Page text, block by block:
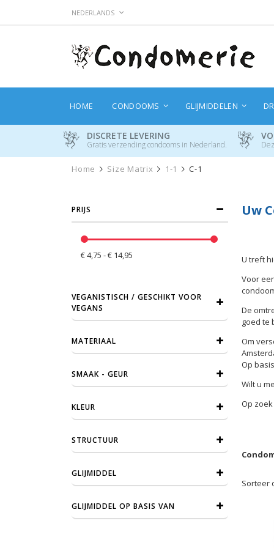
Ga
inhoud
TAAL
NEDERLANDS
HOME CONDOOMS GLIJMIDDELEN
DISCRETE LEVERING
Gratis verzending condooms in Nederland.
Home Size Matrix 1-1 C-1
Uw
U treft
Voor
De
goed te
Om
Op
Wilt u
Op
Sorteer
PRIJS
€ 4,75 - € 14,95
VEGANISTISCH / GESCHIKT VOOR
VEGANS
MATERIAAL
SMAAK - GEUR
KLEUR
STRUCTUUR
GLIJMIDDEL
GLIJMIDDEL OP BASIS VAN